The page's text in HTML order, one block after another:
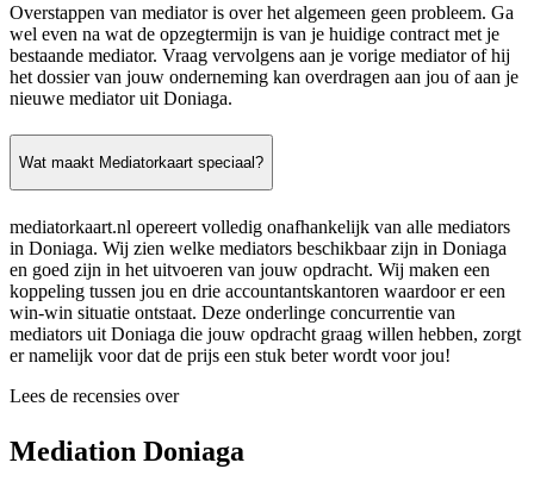
Overstappen van mediator is over het algemeen geen probleem. Ga
wel even na wat de opzegtermijn is van je huidige contract met je
bestaande mediator. Vraag vervolgens aan je vorige mediator of hij
het dossier van jouw onderneming kan overdragen aan jou of aan je
nieuwe mediator uit Doniaga.
Wat maakt Mediatorkaart speciaal?
mediatorkaart.nl opereert volledig onafhankelijk van alle mediators
in Doniaga. Wij zien welke mediators beschikbaar zijn in Doniaga
en goed zijn in het uitvoeren van jouw opdracht. Wij maken een
koppeling tussen jou en drie accountantskantoren waardoor er een
win-win situatie ontstaat. Deze onderlinge concurrentie van
mediators uit Doniaga die jouw opdracht graag willen hebben, zorgt
er namelijk voor dat de prijs een stuk beter wordt voor jou!
Lees de recensies over
Mediation Doniaga